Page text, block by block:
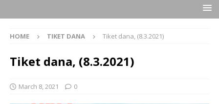
HOME TIKET DANA Tiket dana, (8.3.2021)
Tiket dana, (8.3.2021)
March 8, 2021 0